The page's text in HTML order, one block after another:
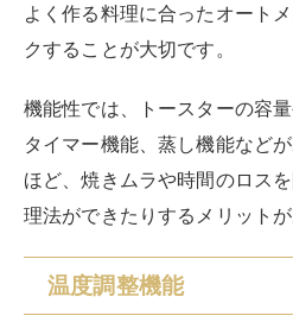
よく作る料理に合ったオート
クすることが大切です。
機能性では、トースターの容
タイマー機能、蒸し機能など
ほど、焼きムラや時間のロス
理法ができたりするメリットが
温度調整機能